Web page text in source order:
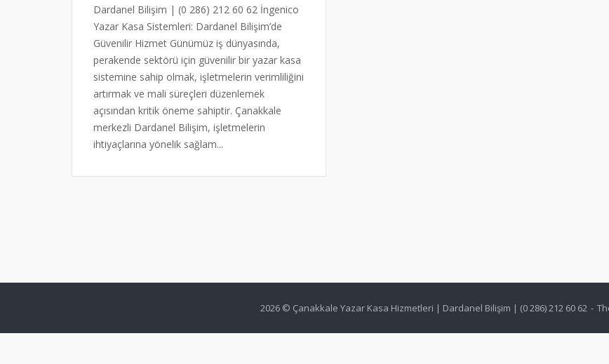
Dardanel Bilişim | (0 286) 212 60 62 İngenico
Yazar Kasa Sistemleri: Dardanel Bilişim’de
Güvenilir Hizmet Günümüz iş dünyasında,
perakende sektörü için güvenilir bir yazar kasa
sistemine sahip olmak, işletmelerin verimliliğini
artırmak ve mali süreçleri düzenlemek
açısından kritik öneme sahiptir. Çanakkale
merkezli Dardanel Bilişim, işletmelerin
ihtiyaçlarına yönelik sağlam...
2026 © Çanakkale Yazar Kasa Hizmetleri | Dardanel Bilişim | (0 286) 212 60 62